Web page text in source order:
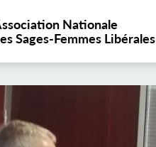
Nationale
Sages-Femmes Libérales